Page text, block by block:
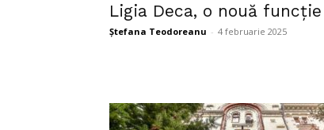
Ligia Deca, o nouă funcție
Ștefana Teodoreanu - 4 februarie 2025